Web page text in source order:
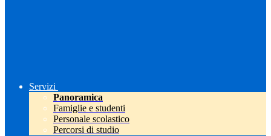
Servizi
Panoramica
Famiglie e studenti
Personale scolastico
Percorsi di studio